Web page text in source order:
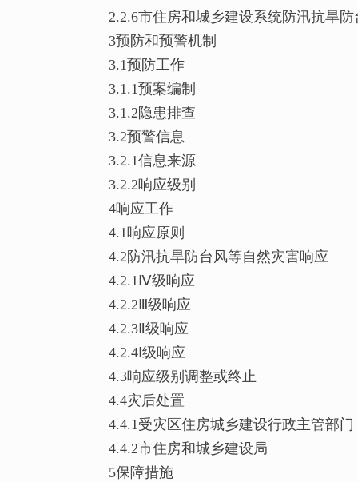
2.2.6市住房和城乡建设系统防汛抗旱防
3预防和预警机制
3.1预防工作
3.1.1预案编制
3.1.2隐患排查
3.2预警信息
3.2.1信息来源
3.2.2响应级别
4响应工作
4.1响应原则
4.2防汛抗旱防台风等自然灾害响应
4.2.1Ⅳ级响应
4.2.2Ⅲ级响应
4.2.3Ⅱ级响应
4.2.4Ⅰ级响应
4.3响应级别调整或终止
4.4灾后处置
4.4.1受灾区住房城乡建设行政主管部门
4.4.2市住房和城乡建设局
5保障措施